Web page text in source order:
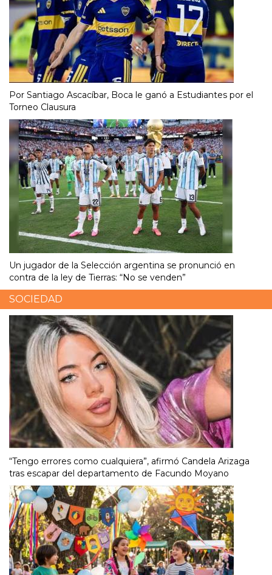
Por Santiago Ascacíbar, Boca le ganó a Estudiantes por el
Torneo Clausura
Un jugador de la Selección argentina se pronunció en
contra de la ley de Tierras: “No se venden”
SOCIEDAD
“Tengo errores como cualquiera”, afirmó Candela Arizaga
tras escapar del departamento de Facundo Moyano